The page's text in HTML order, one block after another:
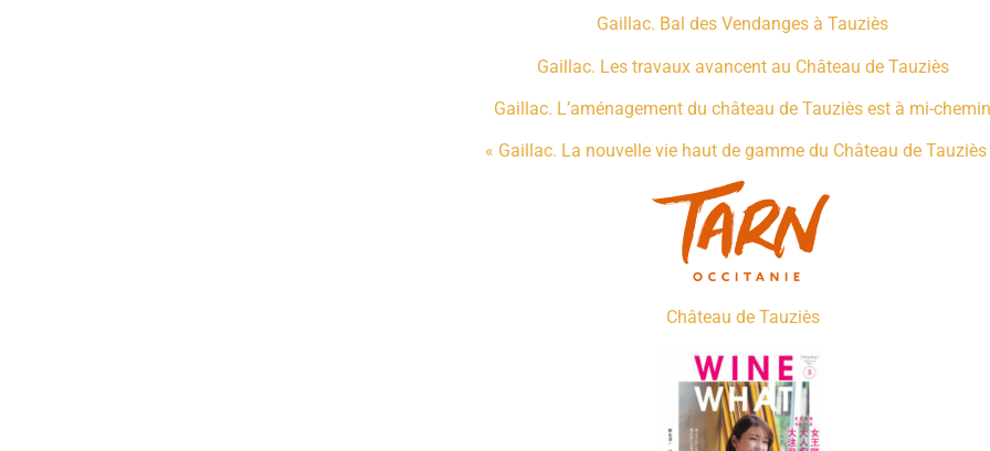
Gaillac. Bal des Vendanges à Tauziès
Gaillac. Les travaux avancent au Château de Tauziès
Gaillac. L’aménagement du château de Tauziès est à mi-chemin
« Gaillac. La nouvelle vie haut de gamme du Château de Tauziès
Château de Tauziès